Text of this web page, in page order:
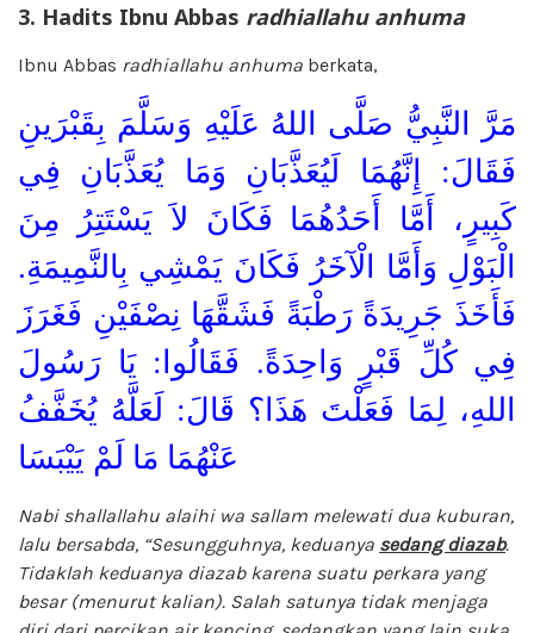
3. Hadits Ibnu Abbas radhiallahu anhuma
Ibnu Abbas radhiallahu anhuma berkata,
مَرَّ النَّبِيُّ صَلَّى اللهُ عَلَيْهِ وَسَلَّمَ بِقَبْرَينِ
فَقَالَ: إِنَّهُمَا لَيُعَذَّبَانِ وَمَا يُعَذَّبَانِ فِي
كَبِيرٍ، أَمَّا أَحَدُهُمَا فَكَانَ لاَ يَسْتَتِرُ مِنَ
الْبَوْلِ وَأَمَّا الْآخَرُ فَكَانَ يَمْشِي بِالنَّمِيمَةِ.
فَأَخَذَ جَرِيدَةً رَطْبَةً فَشَقَّهَا نِصْفَيْنِ فَغَرَزَ
فِي كُلِّ قَبْرٍ وَاحِدَةً. فَقَالُوا: يَا رَسُولَ
اللهِ، لِمَا فَعَلْتَ هَذَا؟ قَالَ: لَعَلَّهُ يُخَفَّفُ
عَنْهُمَا مَا لَمْ يَيْبَسَا
Nabi shallallahu alaihi wa sallam melewati dua kuburan,
lalu bersabda, “Sesungguhnya, keduanya sedang diazab.
Tidaklah keduanya diazab karena suatu perkara yang
besar (menurut kalian). Salah satunya tidak menjaga